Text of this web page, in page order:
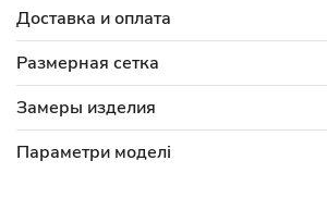
Доставка и оплата
Размерная сетка
Замеры изделия
Параметри моделі